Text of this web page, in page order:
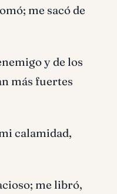
me sacó de
y de los
más fuertes
calamidad,
me libró,